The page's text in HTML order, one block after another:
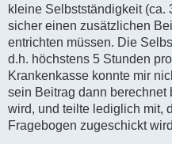
kleine Selbstständigkeit (ca.
sicher einen zusätzlichen
entrichten müssen. Die
d.h. höchstens 5 Stunden
Krankenkasse konnte mir
sein Beitrag dann berechnet
wird, und teilte lediglich mit,
Fragebogen zugeschickt